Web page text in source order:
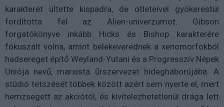
karakterét ültette kispadra, de ötleteivel gyökerestül
fordította fel az Alien-univerzumot. Gibson
forgatókönyve inkább Hicks és Bishop karakterére
fókuszált volna, amint belekeverednek a xenomorfokból
hadsereget építő Weyland-Yutani és a Progresszív Népek
Uniója nevű, marxista űrszervezet hidegháborújába. A
stúdió tetszését többek között azért sem nyerte el, mert
hemzsegett az akciótól, és kivitelezhetetlenül drága lett